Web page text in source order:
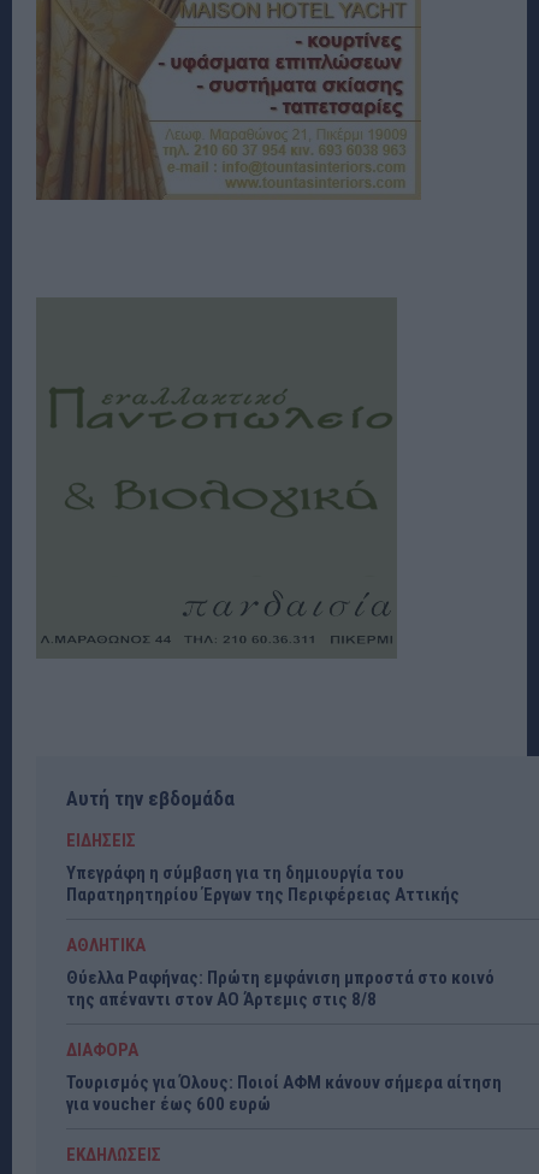
Αυτή την εβδομάδα
ΕΙΔΗΣΕΙΣ
Υπεγράφη η σύμβαση για τη δημιουργία του
Παρατηρητηρίου Έργων της Περιφέρειας Αττικής
ΑΘΛΗΤΙΚΑ
Θύελλα Ραφήνας: Πρώτη εμφάνιση μπροστά στο κοινό
της απέναντι στον ΑΟ Άρτεμις στις 8/8
ΔΙΑΦΟΡΑ
Τουρισμός για Όλους: Ποιοί ΑΦΜ κάνουν σήμερα αίτηση
για voucher έως 600 ευρώ
ΕΚΔΗΛΩΣΕΙΣ